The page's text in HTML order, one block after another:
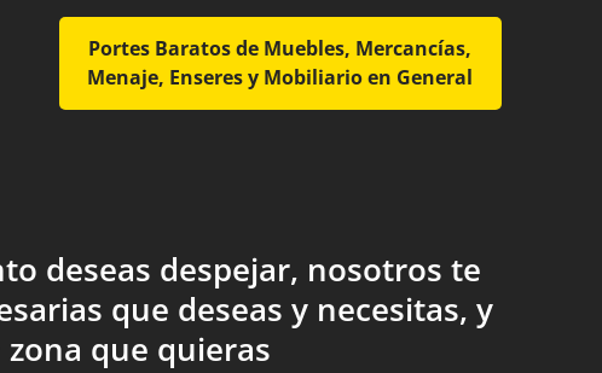
Portes Baratos de Muebles, Mercancías,
Menaje, Enseres y Mobiliario en General
deseas despejar, nosotros te
que deseas y necesitas, y
que quieras